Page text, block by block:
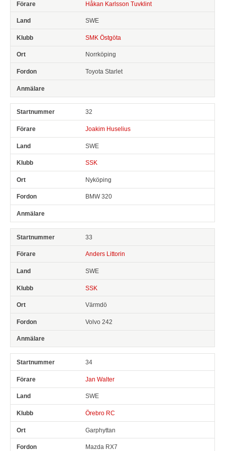
Håkan Karlsson Tuvklint
SWE
SMK Östgöta
Norrköping
Toyota Starlet
32
Joakim Huselius
SWE
SSK
Nyköping
BMW 320
33
Anders Littorin
SWE
SSK
Värmdö
Volvo 242
34
Jan Walter
SWE
Örebro RC
Garphyttan
Mazda RX7